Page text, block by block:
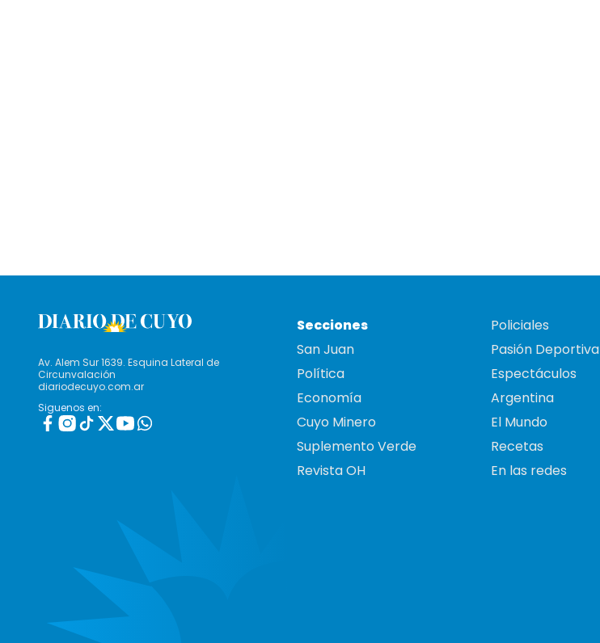
Av. Alem Sur 1639. Esquina Lateral de
Circunvalación
diariodecuyo.com.ar
Siguenos en:
Secciones
San Juan
Política
Economía
Cuyo Minero
Suplemento Verde
Revista OH
Policiales
Pasión Deportiva
Espectáculos
Argentina
El Mundo
Recetas
En las redes